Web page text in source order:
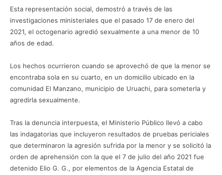
Esta representación social, demostró a través de las
investigaciones ministeriales que el pasado 17 de enero del
2021, el octogenario agredió sexualmente a una menor de 10
años de edad.
Los hechos ocurrieron cuando se aprovechó de que la menor se
encontraba sola en su cuarto, en un domicilio ubicado en la
comunidad El Manzano, municipio de Uruachi, para someterla y
agredirla sexualmente.
Tras la denuncia interpuesta, el Ministerio Público llevó a cabo
las indagatorias que incluyeron resultados de pruebas periciales
que determinaron la agresión sufrida por la menor y se solicitó la
orden de aprehensión con la que el 7 de julio del año 2021 fue
detenido Elio G. G., por elementos de la Agencia Estatal de